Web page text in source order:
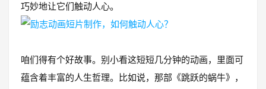
巧妙地让它们触动人心。
咱们得有个好故事。别小看这短短几分钟的动画，里面可
蕴含着丰富的人生哲理。比如说，那部《跳跃的蜗牛》，